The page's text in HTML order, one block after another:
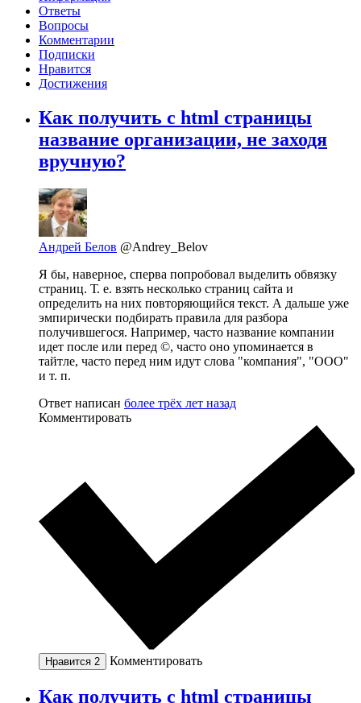
Ответы
Вопросы
Комментарии
Подписки
Нравится
Достижения
Как получить с html страницы
название организации, не заходя
вручную?
Андрей Белов @Andrey_Belov
Я бы, наверное, сперва попробовал выделить обвязку
страниц. Т. е. взять несколько страниц сайта и
определить на них повторяющийся текст. А дальше уже
эмпирически подбирать правила для разбора
получившегося. Например, часто название компании
идет после или перед ©, часто оно упоминается в
тайтле, часто перед ним идут слова "компания", "ООО"
и т. п.
Ответ написан более трёх лет назад
Комментировать
Нравится 2 Комментировать
Как получить с html страницы